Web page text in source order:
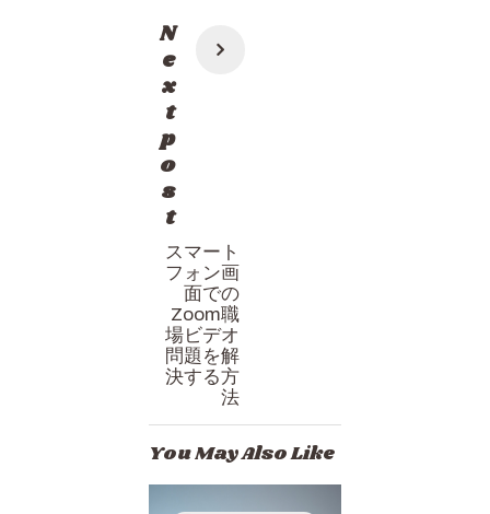
投
稿
ナ
ビ
ゲ
ー
シ
ョ
ン
N
e
x
t
p
o
s
t
スマート
フォン画
面での
Zoom職
場ビデオ
問題を解
決する方
法
You May Also Like